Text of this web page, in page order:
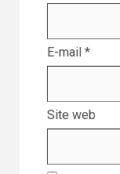
E-mail *
Site web